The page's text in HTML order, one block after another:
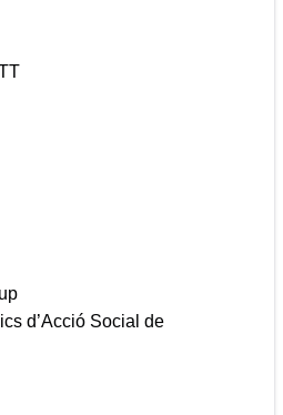
d’Acció Social de